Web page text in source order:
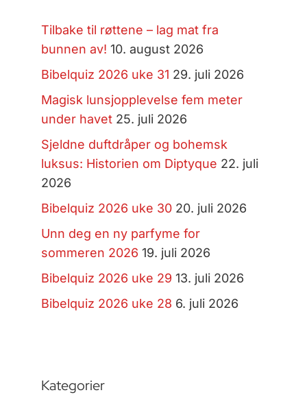
Tilbake til røttene – lag mat fra
bunnen av! 10. august 2026
Bibelquiz 2026 uke 31 29. juli 2026
Magisk lunsjopplevelse fem meter
under havet 25. juli 2026
Sjeldne duftdråper og bohemsk
luksus: Historien om Diptyque 22. juli
2026
Bibelquiz 2026 uke 30 20. juli 2026
Unn deg en ny parfyme for
sommeren 2026 19. juli 2026
Bibelquiz 2026 uke 29 13. juli 2026
Bibelquiz 2026 uke 28 6. juli 2026
Kategorier